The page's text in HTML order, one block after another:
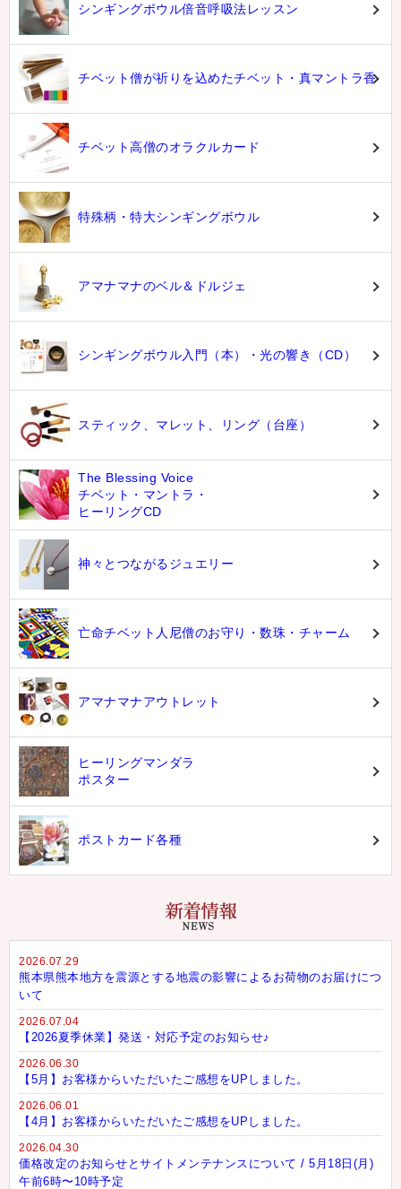
シンギングボウル倍音呼吸法レッスン
チベット僧が祈りを込めたチベット・真マントラ香
チベット高僧のオラクルカード
特殊柄・特大シンギングボウル
アマナマナのベル＆ドルジェ
シンギングボウル入門（本）・光の響き（CD）
スティック、マレット、リング（台座）
The Blessing Voice
チベット・マントラ・
ヒーリングCD
神々とつながるジュエリー
亡命チベット人尼僧のお守り・数珠・チャーム
アマナマナアウトレット
ヒーリングマンダラ
ポスター
ポストカード各種
2026.07.29
熊本県熊本地方を震源とする地震の影響によるお荷物のお届けにつ
いて
2026.07.04
【2026夏季休業】発送・対応予定のお知らせ♪
2026.06.30
【5月】お客様からいただいたご感想をUPしました。
2026.06.01
【4月】お客様からいただいたご感想をUPしました。
2026.04.30
価格改定のお知らせとサイトメンテナンスについて / 5月18日(月)
午前6時〜10時予定